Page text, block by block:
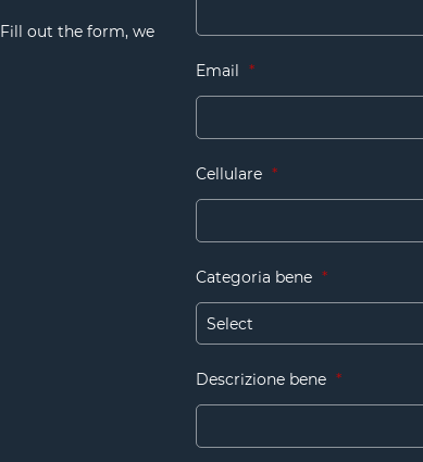
out the form, we
Email *
Cellulare *
Categoria bene *
Descrizione bene *